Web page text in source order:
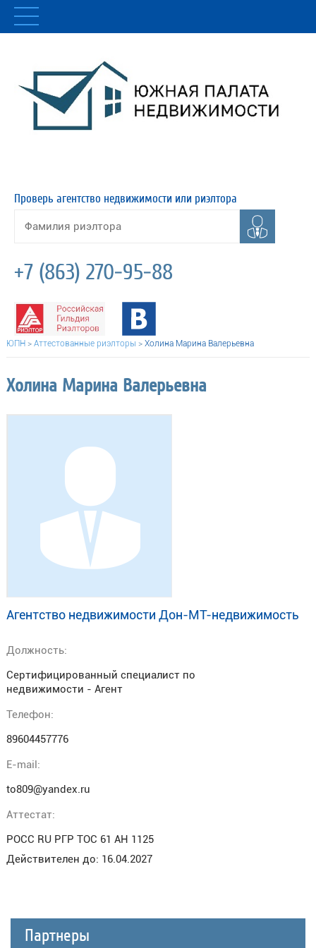
Проверь агентство недвижимости или риэлтора
+7 (863) 270-95-88
ЮПН > Аттестованные риэлторы > Холина Марина Валерьевна
Холина Марина Валерьевна
Агентство недвижимости Дон-МТ-недвижимость
Должность:
Сертифицированный специалист по
недвижимости - Агент
Телефон:
89604457776
E-mail:
to809@yandex.ru
Аттестат:
РОСС RU РГР ТОС 61 АН 1125
Действителен до: 16.04.2027
Партнеры